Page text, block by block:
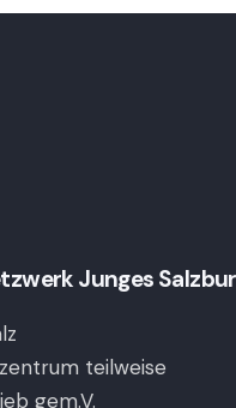
Junges
teilweise
gem.V.